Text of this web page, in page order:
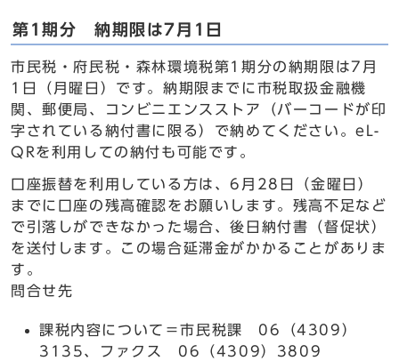
第1期分 納期限は7月1日
市民税・府民税・森林環境税第1期分の納期限は7月
1日（月曜日）です。納期限までに市税取扱金融機
関、郵便局、コンビニエンスストア（バーコードが印
字されている納付書に限る）で納めてください。eL-
QRを利用しての納付も可能です。
口座振替を利用している方は、6月28日（金曜日）
までに口座の残高確認をお願いします。残高不足など
で引落しができなかった場合、後日納付書（督促状）
を送付します。この場合延滞金がかかることがありま
す。
問合せ先
課税内容について＝市民税課 06（4309）
3135、ファクス 06（4309）3809